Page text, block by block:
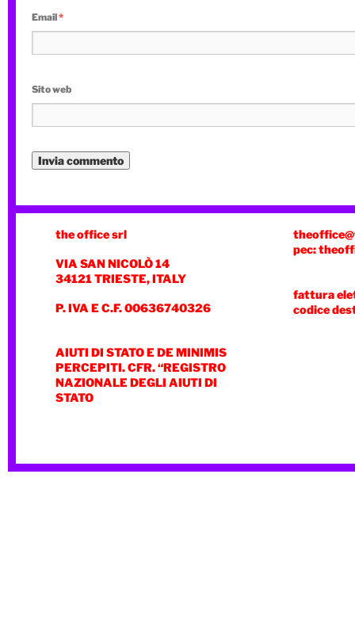
Email*
Sito web
the office srl
VIA SAN NICOLÒ 14
34121 TRIESTE, ITALY
P. IVA E C.F. 00636740326
AIUTI DI STATO E DE MINIMIS
PERCEPITI. CFR. “REGISTRO
NAZIONALE DEGLI AIUTI DI
STATO
pec:
fattura
codice